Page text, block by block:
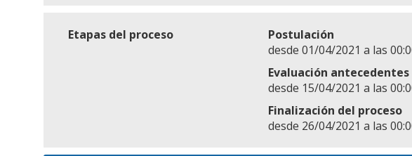
Etapas del proceso
Postulación
desde 01/04/2021 a las
Evaluación antecedentes
desde 15/04/2021 a las
Finalización del proceso
desde 26/04/2021 a las